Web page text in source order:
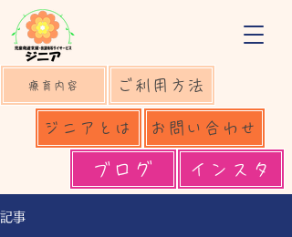
療育内容 ご利用方法
ジニアとは お問い合わせ
ブログ インスタ
記事